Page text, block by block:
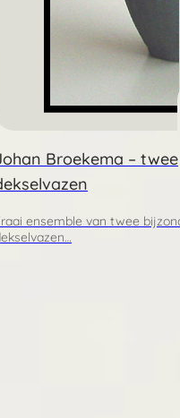
Broekema – twee
ensemble van twee